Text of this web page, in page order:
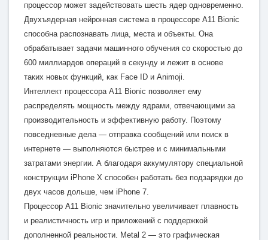
процессор может задействовать шесть ядер одновременно.
Двухъядерная нейронная система в процессоре A11 Bionic
способна распознавать лица, места и объекты. Она
обрабатывает задачи машинного обучения со скоростью до
600 миллиардов операций в секунду и лежит в основе
таких новых функций, как Face ID и Animoji.
Интеллект процессора A11 Bionic позволяет ему
распределять мощность между ядрами, отвечающими за
производительность и эффективную работу. Поэтому
повседневные дела — отправка сообщений или поиск в
интернете — выполняются быстрее и с минимальными
затратами энергии. А благодаря аккумулятору специальной
конструкции iPhone X способен работать без подзарядки до
двух часов дольше, чем iPhone 7.
Процессор A11 Bionic значительно увеличивает плавность
и реалистичность игр и приложений с поддержкой
дополненной реальности. Metal 2 — это графическая